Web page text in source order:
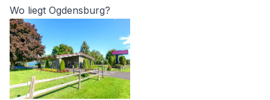
Wo liegt Ogdensburg?